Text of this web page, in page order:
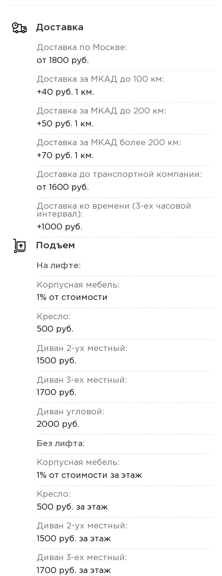
Доставка
Доставка по Москве:
от 1800 руб.
Доставка за МКАД до 100 км:
+40 руб. 1 км.
Доставка за МКАД до 200 км:
+50 руб. 1 км.
Доставка за МКАД более 200 км:
+70 руб. 1 км.
Доставка до транспортной компании:
от 1600 руб.
Доставка ко времени (3-ех часовой
интервал):
+1000 руб.
Подъем
На лифте:
Корпусная мебель:
1% от стоимости
Кресло:
500 руб.
Диван 2-ух местный:
1500 руб.
Диван 3-ех местный:
1700 руб.
Диван угловой:
2000 руб.
Без лифта:
Корпусная мебель:
1% от стоимости за этаж
Кресло:
500 руб. за этаж
Диван 2-ух местный:
1500 руб. за этаж
Диван 3-ех местный:
1700 руб. за этаж